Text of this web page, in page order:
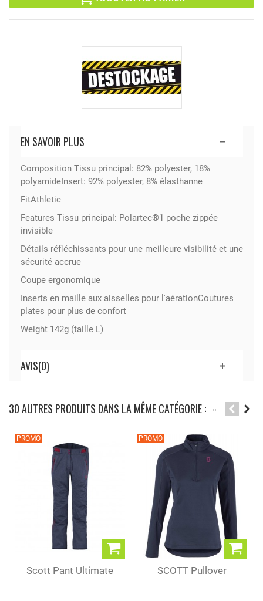
EN SAVOIR PLUS
Composition Tissu principal: 82% polyester, 18%
polyamideInsert: 92% polyester, 8% élasthanne
FitAthletic
Features Tissu principal: Polartec®1 poche zippée
invisible
Détails réfléchissants pour une meilleure visibilité et une
sécurité accrue
Coupe ergonomique
Inserts en maille aux aisselles pour l'aérationCoutures
plates pour plus de confort
Weight 142g (taille L)
AVIS(0)
30 AUTRES PRODUITS DANS LA MÊME CATÉGORIE :
PROMO
Scott Pant Ultimate
PROMO
SCOTT Pullover